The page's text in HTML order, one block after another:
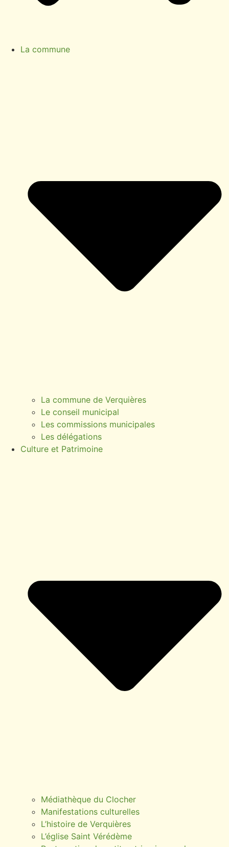
La commune
La commune de Verquières
Le conseil municipal
Les commissions municipales
Les délégations
Culture et Patrimoine
Médiathèque du Clocher
Manifestations culturelles
L’histoire de Verquières
L’église Saint Vérédème